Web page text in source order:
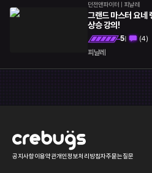
던전앤파이터 피날레
그랜드 마스터 요네
상승 강의!
5 (4)
피날레
공지사항이용약관개인정보처리방침자주묻는질문